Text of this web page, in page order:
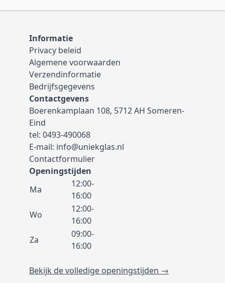
Informatie
Privacy beleid
Algemene voorwaarden
Verzendinformatie
Bedrijfsgegevens
Contactgevens
Boerenkamplaan 108, 5712 AH Someren-
Eind
tel: 0493-490068
E-mail: info@uniekglas.nl
Contactformulier
Openingstijden
Ma
12:00-
16:00
Wo
12:00-
16:00
Za
09:00-
16:00
Bekijk de volledige openingstijden →